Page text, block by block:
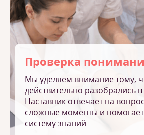
Проверка
Мы уделяем внимание тому,
действительно разобрались
Наставник отвечает на
сложные моменты и
систему знаний